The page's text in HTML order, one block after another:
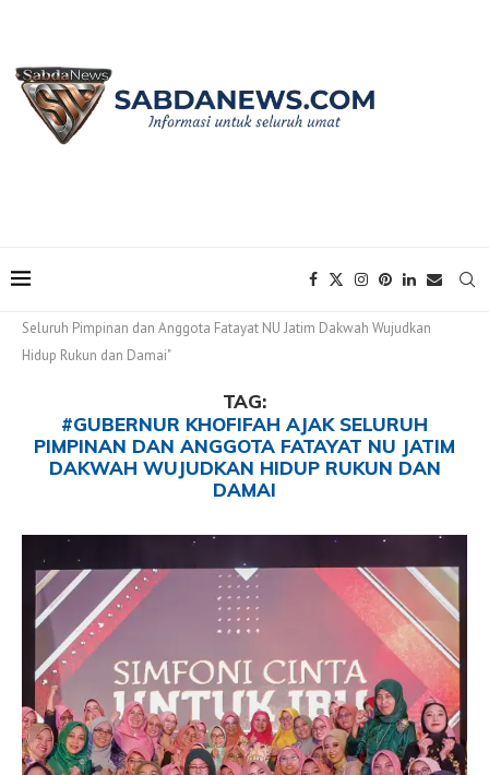
Seluruh Pimpinan dan Anggota Fatayat NU Jatim Dakwah Wujudkan
Hidup Rukun dan Damai"
TAG:
#GUBERNUR KHOFIFAH AJAK SELURUH
PIMPINAN DAN ANGGOTA FATAYAT NU JATIM
DAKWAH WUJUDKAN HIDUP RUKUN DAN
DAMAI